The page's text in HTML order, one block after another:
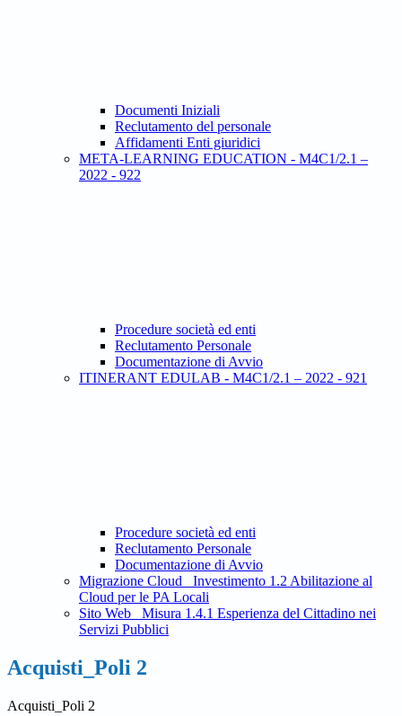
Documenti Iniziali
Reclutamento del personale
Affidamenti Enti giuridici
META-LEARNING EDUCATION - M4C1/2.1 –
2022 - 922
Procedure società ed enti
Reclutamento Personale
Documentazione di Avvio
ITINERANT EDULAB - M4C1/2.1 – 2022 - 921
Procedure società ed enti
Reclutamento Personale
Documentazione di Avvio
Migrazione Cloud_ Investimento 1.2 Abilitazione al
Cloud per le PA Locali
Sito Web_ Misura 1.4.1 Esperienza del Cittadino nei
Servizi Pubblici
Acquisti_Poli 2
Acquisti_Poli 2